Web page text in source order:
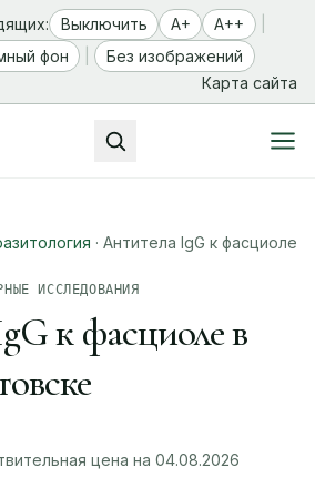
Выключить A+ A++
фон
Без изображений
Карта сайта
· Антитела IgG к фасциоле
ИССЛЕДОВАНИЯ
к фасциоле в
цена на 04.08.2026